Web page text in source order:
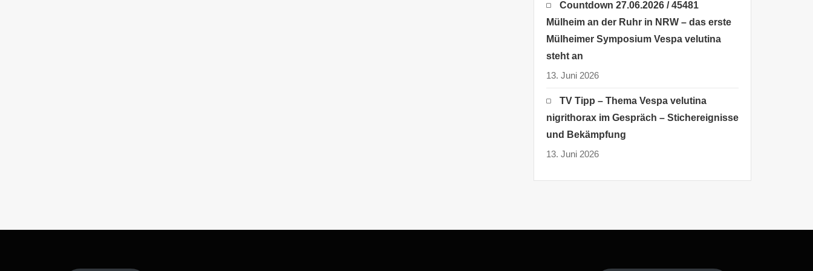
Countdown 27.06.2026 / 45481
Mülheim an der Ruhr in NRW – das erste
Mülheimer Symposium Vespa velutina
steht an
13. Juni 2026
TV Tipp – Thema Vespa velutina
nigrithorax im Gespräch – Stichereignisse
und Bekämpfung
13. Juni 2026